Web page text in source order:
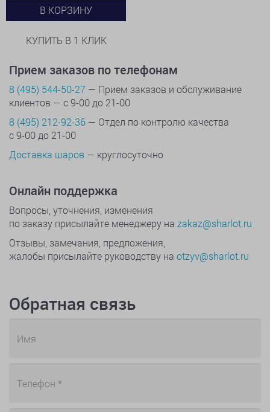
В КОРЗИНУ
КУПИТЬ В 1 КЛИК
Прием заказов по телефонам
8 (495) 544-50-27 — Прием заказов и обслуживание
клиентов — с 9-00 до 21-00
8 (495) 212-92-36 — Отдел по контролю качества
с 9-00 до 21-00
Доставка шаров — круглосуточно
Онлайн поддержка
Вопросы, уточнения, изменения
по заказу присылайте менеджеру на zakaz@sharlot.ru
Отзывы, замечания, предложения,
жалобы присылайте руководству на otzyv@sharlot.ru
Обратная связь